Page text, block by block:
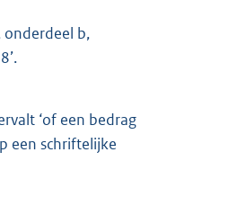
b,
‘of een bedrag
een schriftelijke